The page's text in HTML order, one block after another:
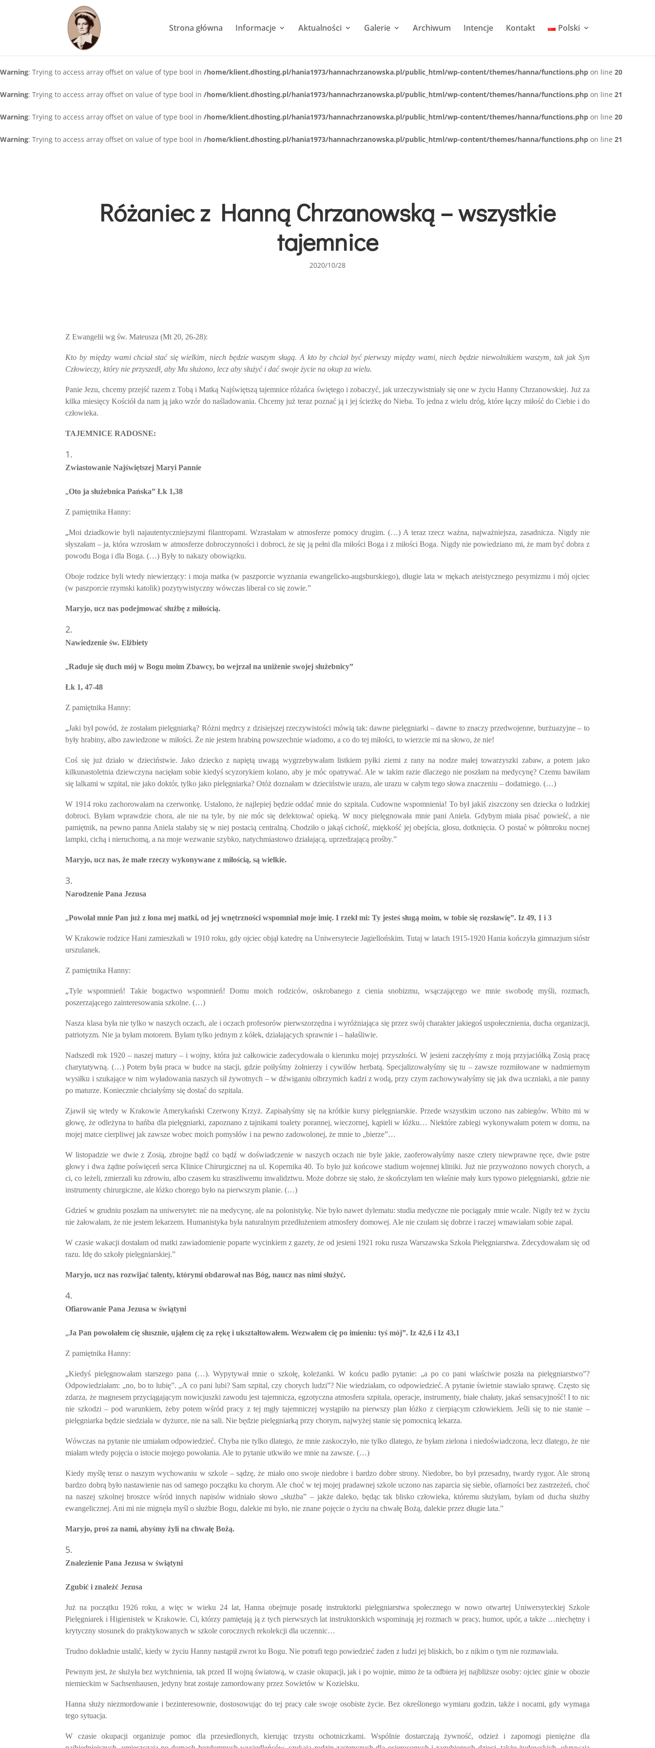
Strona główna Informacje Aktualności Galerie Archiwum Intencje Kontakt Polski
Warning: Trying to access array offset on value of type bool in /home/klient.dhosting.pl/hania1973/hannachrzanowska.pl/public_html/wp-content/themes/hanna/functions.php on line 20
Warning: Trying to access array offset on value of type bool in /home/klient.dhosting.pl/hania1973/hannachrzanowska.pl/public_html/wp-content/themes/hanna/functions.php on line 21
Warning: Trying to access array offset on value of type bool in /home/klient.dhosting.pl/hania1973/hannachrzanowska.pl/public_html/wp-content/themes/hanna/functions.php on line 20
Warning: Trying to access array offset on value of type bool in /home/klient.dhosting.pl/hania1973/hannachrzanowska.pl/public_html/wp-content/themes/hanna/functions.php on line 21
Różaniec z Hanną Chrzanowską – wszystkie
tajemnice
2020/10/28
Z Ewangelii wg św. Mateusza (Mt 20, 26-28):
Kto by między wami chciał stać się wielkim, niech będzie waszym sługą. A kto by chciał być pierwszy między wami, niech będzie niewolnikiem waszym, tak jak Syn
Człowieczy, który nie przyszedł, aby Mu służono, lecz aby służyć i dać swoje życie na okup za wielu.
Panie Jezu, chcemy przejść razem z Tobą i Matką Najświętszą tajemnice różańca świętego i zobaczyć, jak urzeczywistniały się one w życiu Hanny Chrzanowskiej. Już za
kilka miesięcy Kościół da nam ją jako wzór do naśladowania. Chcemy już teraz poznać ją i jej ścieżkę do Nieba. To jedna z wielu dróg, które łączy miłość do Ciebie i do
człowieka.
TAJEMNICE RADOSNE:
Zwiastowanie Najświętszej Maryi Pannie
„Oto ja służebnica Pańska” Łk 1,38
Z pamiętnika Hanny:
„Moi dziadkowie byli najautentyczniejszymi filantropami. Wzrastałam w atmosferze pomocy drugim. (…) A teraz rzecz ważna, najważniejsza, zasadnicza. Nigdy nie
słyszałam – ja, która wzrosłam w atmosferze dobroczynności i dobroci, że się ją pełni dla miłości Boga i z miłości Boga. Nigdy nie powiedziano mi, że mam być dobra z
powodu Boga i dla Boga. (…) Były to nakazy obowiązku.
Oboje rodzice byli wtedy niewierzący: i moja matka (w paszporcie wyznania ewangelicko-augsburskiego), długie lata w mękach ateistycznego pesymizmu i mój ojciec
(w paszporcie rzymski katolik) pozytywistyczny wówczas liberał co się zowie.”
Maryjo, ucz nas podejmować służbę z miłością.
Nawiedzenie św. Elżbiety
„Raduje się duch mój w Bogu moim Zbawcy, bo wejrzał na uniżenie swojej służebnicy”
Łk 1, 47-48
Z pamiętnika Hanny:
„Jaki był powód, że zostałam pielęgniarką? Różni mędrcy z dzisiejszej rzeczywistości mówią tak: dawne pielęgniarki – dawne to znaczy przedwojenne, burżuazyjne – to
były hrabiny, albo zawiedzone w miłości. Że nie jestem hrabiną powszechnie wiadomo, a co do tej miłości, to wierzcie mi na słowo, że nie!
Coś się już działo w dzieciństwie. Jako dziecko z napiętą uwagą wygrzebywałam listkiem pyłki ziemi z rany na nodze małej towarzyszki zabaw, a potem jako
kilkunastoletnia dziewczyna nacięłam sobie kiedyś scyzorykiem kolano, aby je móc opatrywać. Ale w takim razie dlaczego nie poszłam na medycynę? Czemu bawiłam
się lalkami w szpital, nie jako doktór, tylko jako pielęgniarka? Otóż doznałam w dzieciństwie urazu, ale urazu w całym tego słowa znaczeniu – dodatniego. (…)
W 1914 roku zachorowałam na czerwonkę. Ustalono, że najlepiej będzie oddać mnie do szpitala. Cudowne wspomnienia! To był jakiś ziszczony sen dziecka o ludzkiej
dobroci. Byłam wprawdzie chora, ale nie na tyle, by nie móc się delektować opieką. W nocy pielęgnowała mnie pani Aniela. Gdybym miała pisać powieść, a nie
pamiętnik, na pewno panna Aniela stałaby się w niej postacią centralną. Chodziło o jakąś cichość, miękkość jej obejścia, głosu, dotknięcia. O postać w półmroku nocnej
lampki, cichą i nieruchomą, a na moje wezwanie szybko, natychmiastowo działającą, uprzedzającą prośby.”
Maryjo, ucz nas, że małe rzeczy wykonywane z miłością, są wielkie.
Narodzenie Pana Jezusa
„Powołał mnie Pan już z łona mej matki, od jej wnętrzności wspomniał moje imię. I rzekł mi: Ty jesteś sługą moim, w tobie się rozsławię”. Iz 49, 1 i 3
W Krakowie rodzice Hani zamieszkali w 1910 roku, gdy ojciec objął katedrę na Uniwersytecie Jagiellońskim. Tutaj w latach 1915-1920 Hania kończyła gimnazjum sióstr
urszulanek.
Z pamiętnika Hanny:
„Tyle wspomnień! Takie bogactwo wspomnień! Domu moich rodziców, oskrobanego z cienia snobizmu, wsączającego we mnie swobodę myśli, rozmach,
poszerzającego zainteresowania szkolne. (…)
Nasza klasa była nie tylko w naszych oczach, ale i oczach profesorów pierwszorzędna i wyróżniająca się przez swój charakter jakiegoś uspołecznienia, ducha organizacji,
patriotyzm. Nie ja byłam motorem. Byłam tylko jednym z kółek, działających sprawnie i – hałaśliwie.
Nadszedł rok 1920 – naszej matury – i wojny, która już całkowicie zadecydowała o kierunku mojej przyszłości. W jesieni zaczęłyśmy z moją przyjaciółką Zosią pracę
charytatywną. (…) Potem była praca w budce na stacji, gdzie poiłyśmy żołnierzy i cywilów herbatą. Specjalizowałyśmy się tu – zawsze rozmiłowane w nadmiernym
wysiłku i szukające w nim wyładowania naszych sił żywotnych – w dźwiganiu olbrzymich kadzi z wodą, przy czym zachowywałyśmy się jak dwa uczniaki, a nie panny
po maturze. Koniecznie chciałyśmy się dostać do szpitala.
Zjawił się wtedy w Krakowie Amerykański Czerwony Krzyż. Zapisałyśmy się na krótkie kursy pielęgniarskie. Przede wszystkim uczono nas zabiegów. Wbito mi w
głowę, że odleżyna to hańba dla pielęgniarki, zapoznano z tajnikami toalety porannej, wieczornej, kąpieli w łóżku… Niektóre zabiegi wykonywałam potem w domu, na
mojej matce cierpliwej jak zawsze wobec moich pomysłów i na pewno zadowolonej, że mnie to „bierze”…
W listopadzie we dwie z Zosią, zbrojne bądź co bądź w doświadczenie w naszych oczach nie byle jakie, zaoferowałyśmy nasze cztery niewprawne ręce, dwie pstre
głowy i dwa żądne poświęceń serca Klinice Chirurgicznej na ul. Kopernika 40. To było już końcowe stadium wojennej kliniki. Już nie przywożono nowych chorych, a
ci, co leżeli, zmierzali ku zdrowiu, albo czasem ku straszliwemu inwalidztwu. Może dobrze się stało, że skończyłam ten właśnie mały kurs typowo pielęgniarski, gdzie nie
instrumenty chirurgiczne, ale łóżko chorego było na pierwszym planie. (…)
Gdzieś w grudniu poszłam na uniwersytet: nie na medycynę, ale na polonistykę. Nie było nawet dylematu: studia medyczne nie pociągały mnie wcale. Nigdy też w życiu
nie żałowałam, że nie jestem lekarzem. Humanistyka była naturalnym przedłużeniem atmosfery domowej. Ale nie czułam się dobrze i raczej wmawiałam sobie zapał.
W czasie wakacji dostałam od matki zawiadomienie poparte wycinkiem z gazety, że od jesieni 1921 roku rusza Warszawska Szkoła Pielęgniarstwa. Zdecydowałam się od
razu. Idę do szkoły pielęgniarskiej.”
Maryjo, ucz nas rozwijać talenty, którymi obdarował nas Bóg, naucz nas nimi służyć.
Ofiarowanie Pana Jezusa w świątyni
„Ja Pan powołałem cię słusznie, ująłem cię za rękę i ukształtowałem. Wezwałem cię po imieniu: tyś mój”. Iz 42,6 i Iz 43,1
Z pamiętnika Hanny:
„Kiedyś pielęgnowałam starszego pana (…). Wypytywał mnie o szkołę, koleżanki. W końcu padło pytanie: „a po co pani właściwie poszła na pielęgniarstwo”?
Odpowiedziałam: „no, bo to lubię”. „A co pani lubi? Sam szpital, czy chorych ludzi”? Nie wiedziałam, co odpowiedzieć. A pytanie świetnie stawiało sprawę. Często się
zdarza, że magnesem przyciągającym nowicjuszki zawodu jest tajemnicza, egzotyczna atmosfera szpitala, operacje, instrumenty, białe chałaty, jakaś sensacyjność! I to nic
nie szkodzi – pod warunkiem, żeby potem wśród pracy z tej mgły tajemniczej wystąpiło na pierwszy plan łóżko z cierpiącym człowiekiem. Jeśli się to nie stanie –
pielęgniarka będzie siedziała w dyżurce, nie na sali. Nie będzie pielęgniarką przy chorym, najwyżej stanie się pomocnicą lekarza.
Wówczas na pytanie nie umiałam odpowiedzieć. Chyba nie tylko dlatego, że mnie zaskoczyło, nie tylko dlatego, że byłam zielona i niedoświadczona, lecz dlatego, że nie
miałam wtedy pojęcia o istocie mojego powołania. Ale to pytanie utkwiło we mnie na zawsze. (…)
Kiedy myślę teraz o naszym wychowaniu w szkole – sądzę, że miało ono swoje niedobre i bardzo dobre strony. Niedobre, bo był przesadny, twardy rygor. Ale stroną
bardzo dobrą było nastawienie nas od samego początku ku chorym. Ale choć w tej mojej pradawnej szkole uczono nas zaparcia się siebie, ofiarności bez zastrzeżeń, choć
na naszej szkolnej broszce wśród innych napisów widniało słowo „służba” – jakże daleko, będąc tak blisko człowieka, któremu służyłam, byłam od ducha służby
ewangelicznej. Ani mi nie mignęła myśl o służbie Bogu, dalekie mi było, nie znane pojęcie o życiu na chwałę Bożą, dalekie przez długie lata.”
Maryjo, proś za nami, abyśmy żyli na chwałę Bożą.
Znalezienie Pana Jezusa w świątyni
Zgubić i znaleźć Jezusa
Już na początku 1926 roku, a więc w wieku 24 lat, Hanna obejmuje posadę instruktorki pielęgniarstwa społecznego w nowo otwartej Uniwersyteckiej Szkole
Pielęgniarek i Higienistek w Krakowie. Ci, którzy pamiętają ją z tych pierwszych lat instruktorskich wspominają jej rozmach w pracy, humor, upór, a także …niechętny i
krytyczny stosunek do praktykowanych w szkole corocznych rekolekcji dla uczennic…
Trudno dokładnie ustalić, kiedy w życiu Hanny nastąpił zwrot ku Bogu. Nie potrafi tego powiedzieć żaden z ludzi jej bliskich, bo z nikim o tym nie rozmawiała.
Pewnym jest, że służyła bez wytchnienia, tak przed II wojną światową, w czasie okupacji, jak i po wojnie, mimo że ta odbiera jej najbliższe osoby: ojciec ginie w obozie
niemieckim w Sachsenhausen, jedyny brat zostaje zamordowany przez Sowietów w Kozielsku.
Hanna służy niezmordowanie i bezinteresownie, dostosowując do tej pracy całe swoje osobiste życie. Bez określonego wymiaru godzin, także i nocami, gdy wymaga
tego sytuacja.
W czasie okupacji organizuje pomoc dla przesiedlonych, kierując trzystu ochotniczkami. Wspólnie dostarczają żywność, odzież i zapomogi pieniężne dla